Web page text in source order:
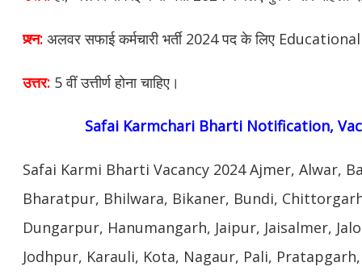
प्र्श्न: अलवर सफाई कर्मचारी भर्ती 2024 पद के लिए
उत्तर: 5 वीं उत्तीर्ण होना चाहिए।
Safai Karmchari Bharti Notification,
Safai Karmi Bharti Vacancy 2024 Ajmer, Alwar,
Bharatpur, Bhilwara, Bikaner, Bundi,
Dungarpur, Hanumangarh, Jaipur, Jaisalmer,
Jodhpur, Karauli, Kota, Nagaur, Pali,